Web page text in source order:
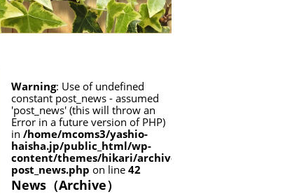
Warning: Use of undefined
constant post_news - assumed
'post_news' (this will throw an
Error in a future version of PHP)
in /home/mcoms3/yashio-
haisha.jp/public_html/wp-
content/themes/hikari/archive-
post_news.php on line 42
News（Archive）